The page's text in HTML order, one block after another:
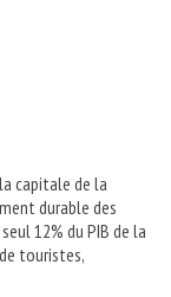
capitale de la
durable des
12% du PIB de la
touristes,